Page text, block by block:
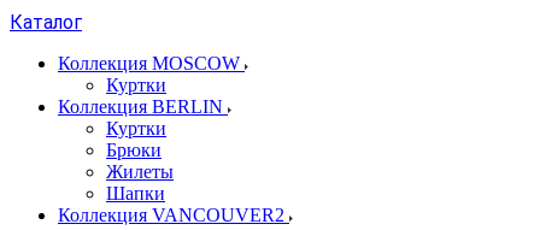
Каталог
Коллекция MOSCOW
Куртки
Коллекция BERLIN
Куртки
Брюки
Жилеты
Шапки
Коллекция VANCOUVER2